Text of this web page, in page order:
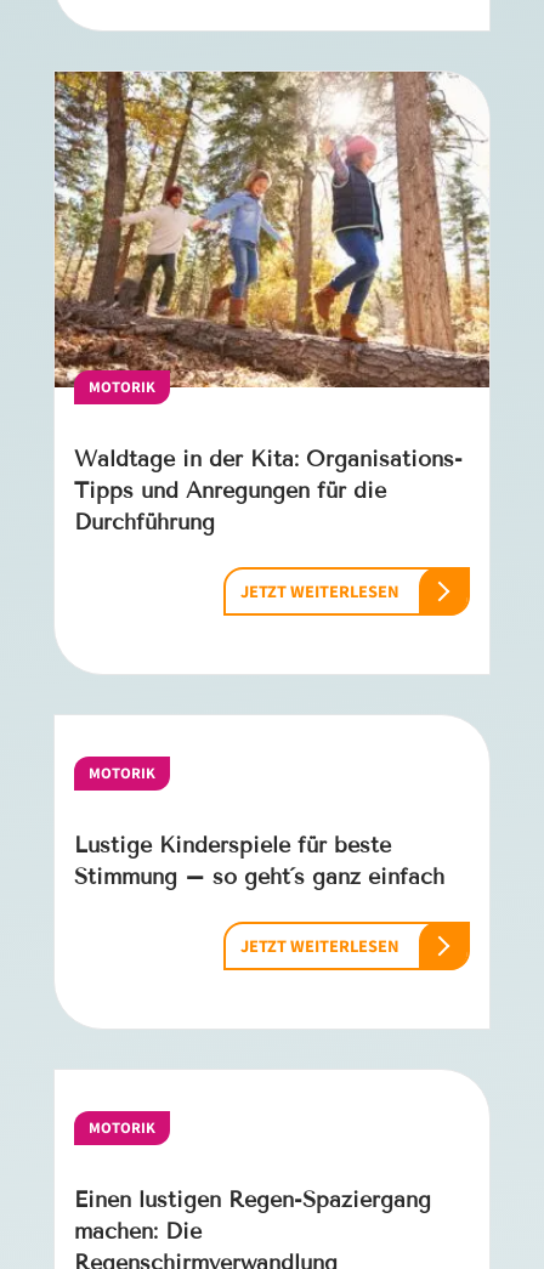
MOTORIK
Waldtage in der Kita: Organisations-
Tipps und Anregungen für die
Durchführung
JETZT WEITERLESEN
MOTORIK
Lustige Kinderspiele für beste
Stimmung – so geht´s ganz einfach
JETZT WEITERLESEN
MOTORIK
Einen lustigen Regen-Spaziergang
machen: Die
Regenschirmverwandlung